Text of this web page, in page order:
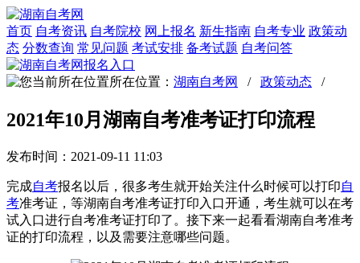
首页 自考资讯 自考院校 网上报名 新生指南 自考专业 政策动
态 分数查询 常见问题 考试安排 备考试题 自考问答
所在位置： 湖南自考网 / 政策动态 /
2021年10月湖南自考准考证打印流程
发布时间：2021-09-11 11:03
完成自考报名以后，很多考生就开始关注什么时候可以打印自
考准考证，等湖南自考准考证打印入口开通，考生就可以在考
试入口进行自考准考证打印了。接下来一起看看湖南自考准考
证的打印流程，以及需要注意哪些问题。